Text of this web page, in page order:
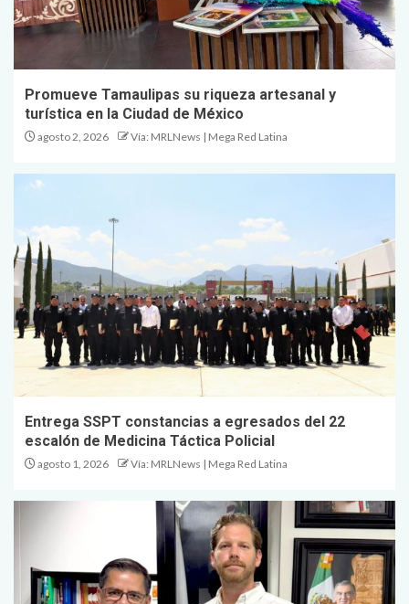
Promueve Tamaulipas su riqueza artesanal y
turística en la Ciudad de México
agosto 2, 2026 Vía: MRLNews | Mega Red Latina
Entrega SSPT constancias a egresados del 22
escalón de Medicina Táctica Policial
agosto 1, 2026 Vía: MRLNews | Mega Red Latina